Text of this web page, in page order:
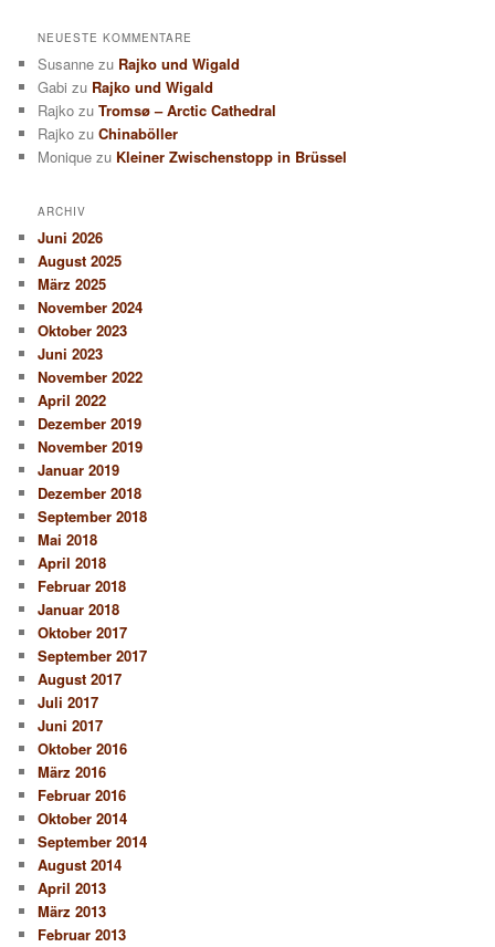
NEUESTE KOMMENTARE
Susanne zu Rajko und Wigald
Gabi zu Rajko und Wigald
Rajko zuTromsø – Arctic Cathedral
Rajko zuChinaböller
Monique zu Kleiner Zwischenstopp in Brüssel
ARCHIV
Juni 2026
August 2025
März 2025
November 2024
Oktober 2023
Juni 2023
November 2022
April 2022
Dezember 2019
November 2019
Januar 2019
Dezember 2018
September 2018
Mai 2018
April 2018
Februar 2018
Januar 2018
Oktober 2017
September 2017
August 2017
Juli 2017
Juni 2017
Oktober 2016
März 2016
Februar 2016
Oktober 2014
September 2014
August 2014
April 2013
März 2013
Februar 2013